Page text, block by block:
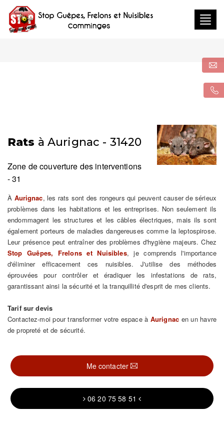
Rats à Aurignac - 31420
Zone de couverture des interventions
- 31
À Aurignac, les rats sont des rongeurs qui peuvent causer de sérieux
problèmes dans les habitations et les entreprises. Non seulement ils
endommagent les structures et les câbles électriques, mais ils sont
également porteurs de maladies dangereuses comme la leptospirose.
Leur présence peut entraîner des problèmes d'hygiène majeurs. Chez
Stop Guêpes, Frelons et Nuisibles, je comprends l'importance
d'éliminer efficacement ces nuisibles. J'utilise des méthodes
éprouvées pour contrôler et éradiquer les infestations de rats,
garantissant ainsi la sécurité et la tranquillité d'esprit de mes clients.
Tarif sur devis
Contactez-moi pour transformer votre espace à Aurignac en un havre
de propreté et de sécurité.
Me contacter
06 20 75 58 51